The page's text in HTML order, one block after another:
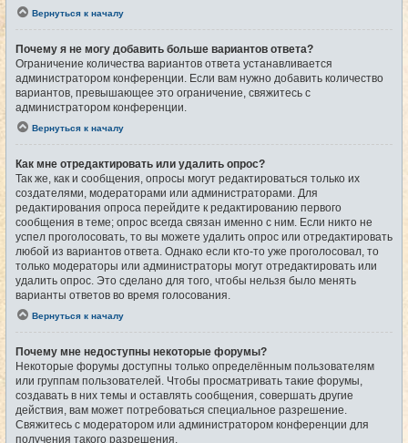
Вернуться к началу
Почему я не могу добавить больше вариантов ответа?
Ограничение количества вариантов ответа устанавливается
администратором конференции. Если вам нужно добавить количество
вариантов, превышающее это ограничение, свяжитесь с
администратором конференции.
Вернуться к началу
Как мне отредактировать или удалить опрос?
Так же, как и сообщения, опросы могут редактироваться только их
создателями, модераторами или администраторами. Для
редактирования опроса перейдите к редактированию первого
сообщения в теме; опрос всегда связан именно с ним. Если никто не
успел проголосовать, то вы можете удалить опрос или отредактировать
любой из вариантов ответа. Однако если кто-то уже проголосовал, то
только модераторы или администраторы могут отредактировать или
удалить опрос. Это сделано для того, чтобы нельзя было менять
варианты ответов во время голосования.
Вернуться к началу
Почему мне недоступны некоторые форумы?
Некоторые форумы доступны только определённым пользователям
или группам пользователей. Чтобы просматривать такие форумы,
создавать в них темы и оставлять сообщения, совершать другие
действия, вам может потребоваться специальное разрешение.
Свяжитесь с модератором или администратором конференции для
получения такого разрешения.